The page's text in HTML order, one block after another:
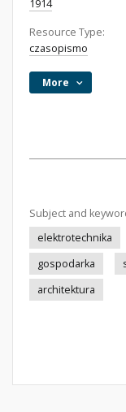
1914
Resource Type:
czasopismo
More
Subject and
elektrotechnika
gospodarka
architektura